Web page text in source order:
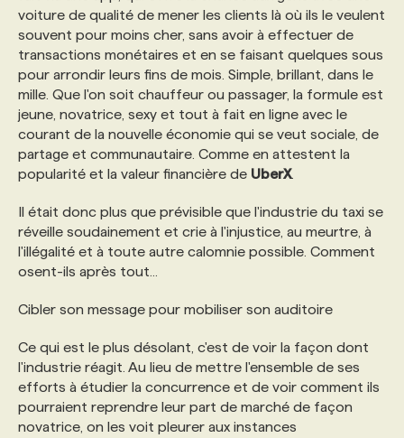
voiture de qualité de mener les clients là où ils le veulent
souvent pour moins cher, sans avoir à effectuer de
transactions monétaires et en se faisant quelques sous
pour arrondir leurs fins de mois. Simple, brillant, dans le
mille. Que l'on soit chauffeur ou passager, la formule est
jeune, novatrice, sexy et tout à fait en ligne avec le
courant de la nouvelle économie qui se veut sociale, de
partage et communautaire. Comme en attestent la
popularité et la valeur financière de UberX.
Il était donc plus que prévisible que l'industrie du taxi se
réveille soudainement et crie à l'injustice, au meurtre, à
l'illégalité et à toute autre calomnie possible. Comment
osent-ils après tout...
Cibler son message pour mobiliser son auditoire
Ce qui est le plus désolant, c'est de voir la façon dont
l'industrie réagit. Au lieu de mettre l'ensemble de ses
efforts à étudier la concurrence et de voir comment ils
pourraient reprendre leur part de marché de façon
novatrice, on les voit pleurer aux instances